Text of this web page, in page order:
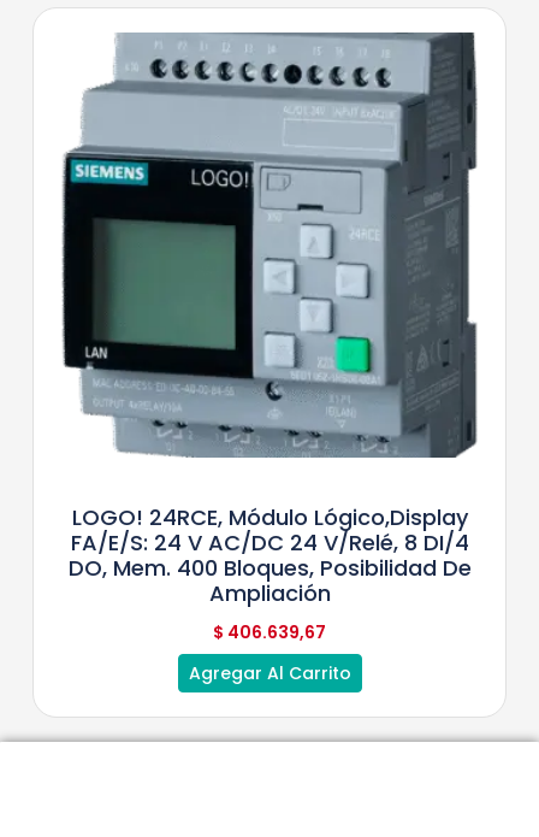
LOGO! 24RCE, Módulo Lógico,display
FA/E/S: 24 V AC/DC 24 V/relé, 8 DI/4
DO, Mem. 400 Bloques, Posibilidad De
Ampliación
$ 406.639,67
Agregar Al Carrito